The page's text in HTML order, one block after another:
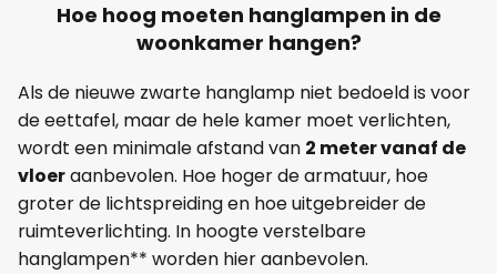
Hoe hoog moeten hanglampen in de
woonkamer hangen?
Als de nieuwe zwarte hanglamp niet bedoeld is voor
de eettafel, maar de hele kamer moet verlichten,
wordt een minimale afstand van 2 meter vanaf de
vloeraanbevolen. Hoe hoger de armatuur, hoe
groter de lichtspreiding en hoe uitgebreider de
ruimteverlichting. In hoogte verstelbare
hanglampen** worden hier aanbevolen.